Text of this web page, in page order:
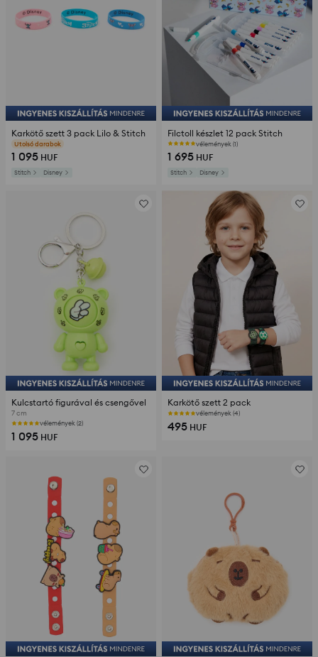
Karkötő szett 3 pack Lilo & Stitch
Utolsó darabok
1 095 HUF
Stitch Disney
Filctoll készlet 12 pack Stitch
vélemények (1)
1 695 HUF
Stitch Disney
Kulcstartó figurával és csengővel
7 cm
vélemények (2)
1 095 HUF
Karkötő szett 2 pack
vélemények (4)
495 HUF